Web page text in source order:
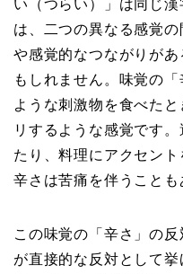
い（つらい）」は同じ
は、二つの異なる感覚
や感覚的なつながりが
もしれません。味覚の
ような刺激物を食べた
リするような感覚です
たり、料理にアクセン
辛さは苦痛を伴うことも
この味覚の「辛さ」の反
が直接的な反対として